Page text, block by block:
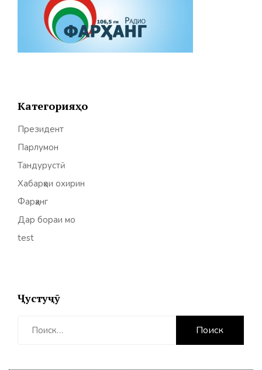
Категорияҳо
Президент
Парлумон
Тандурустӣ
Хабарҳои охирин
Фарҳанг
Дар бораи мо
test
Ҷустуҷӯ